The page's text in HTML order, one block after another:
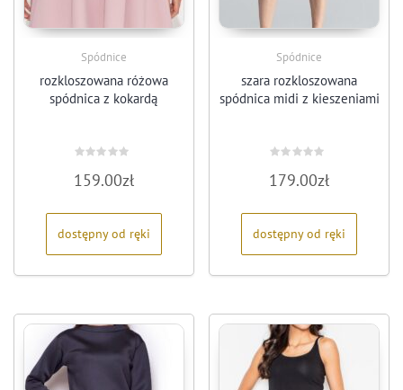
Spódnice
rozkloszowana różowa
spódnica z kokardą
0
na
159.00zł
dostępny od ręki
Spódnice
szara rozkloszowana
spódnica midi z kieszeniami
0
na
179.00zł
dostępny od ręki